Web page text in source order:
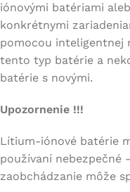
iónovými batériami
konkrétnymi
pomocou inteligentnej
tento typ batérie a
batérie s novými.
Upozornenie !!!
Lítium-iónové batérie
používaní nebezpečné
zaobchádzanie môže